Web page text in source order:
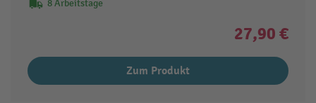
8 Arbeitstage
27,90 €
Zum Produkt